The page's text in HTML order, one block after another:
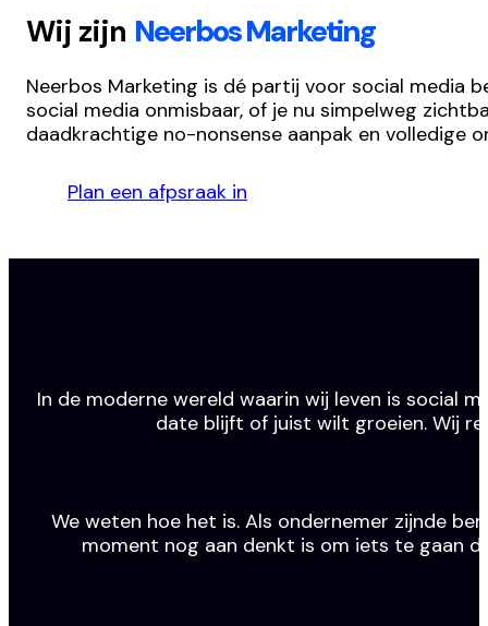
Wij zijn Neerbos Marketing
Neerbos Marketing is dé partij voor social media
social media onmisbaar, of je nu simpelweg
daadkrachtige no-nonsense aanpak en volledige
Plan een afpsraak in
In de moderne wereld waarin wij leven is social
date blijft of juist wilt groeien. Wij
We weten hoe het is. Als ondernemer zijnde
moment nog aan denkt is om iets te gaan